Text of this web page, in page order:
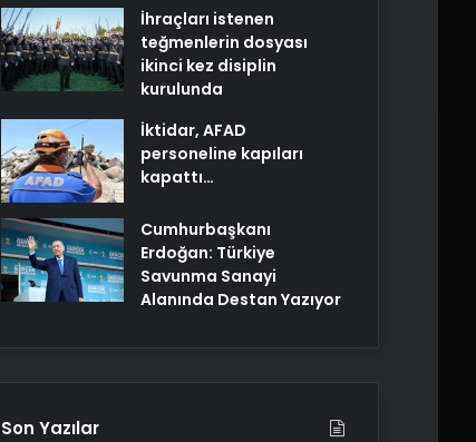
İhraçları istenen
teğmenlerin dosyası
ikinci kez disiplin
kurulunda
İktidar, AFAD
personeline kapıları
kapattı…
Cumhurbaşkanı
Erdoğan: Türkiye
Savunma Sanayi
Alanında Destan Yazıyor
Son Yazılar